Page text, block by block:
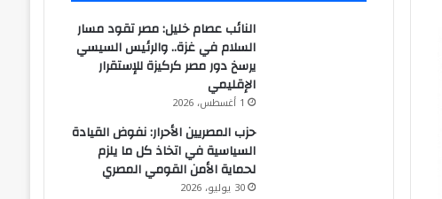
النائب عصام خليل: مصر تقود مسار
السلام في غزة.. والرئيس السيسي
يرسخ دور مصر كركيزة للإستقرار
الإقليمي
1 أغسطس، 2026
حزب المصريين الأحرار: نفوض القيادة
السياسية في اتخاذ كل ما يلزم
لحماية الأمن القومي المصري
30 يوليو، 2026